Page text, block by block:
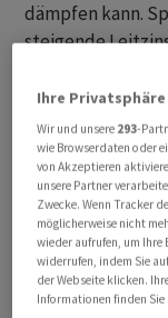
dämpfen kann.
steigende
Konjunktur. Die
die Zinsen zu
abzuwürgen.
Bringt der Iran-
Wichtigstes Ziel
Inflation im
Ihre
Wir und unsere 293-
wie Browserdaten oder
von Akzeptieren
unsere Partner
Zwecke. Wenn Tracker
möglicherweise nicht
wieder aufrufen, um Ihre
widerrufen, indem Sie
der Webseite klicken.
Informationen finden